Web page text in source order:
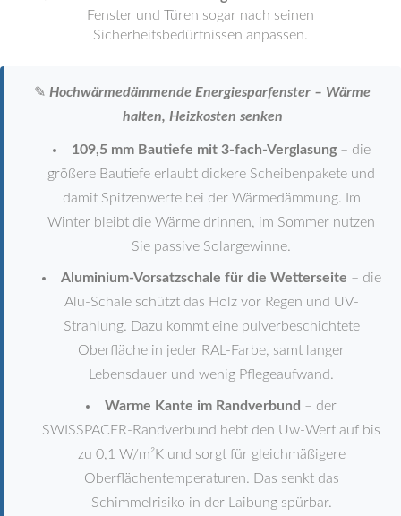
Fenster und Türen sogar nach seinen
Sicherheitsbedürfnissen anpassen.
✎ Hochwärmedämmende Energiesparfenster – Wärme
halten, Heizkosten senken
109,5 mm Bautiefe mit 3-fach-Verglasung– die
größere Bautiefe erlaubt dickere Scheibenpakete und
damit Spitzenwerte bei der Wärmedämmung. Im
Winter bleibt die Wärme drinnen, im Sommer nutzen
Sie passive Solargewinne.
Aluminium-Vorsatzschale für die Wetterseite – die
Alu-Schale schützt das Holz vor Regen und UV-
Strahlung. Dazu kommt eine pulverbeschichtete
Oberfläche in jeder RAL-Farbe, samt langer
Lebensdauer und wenig Pflegeaufwand.
Warme Kante im Randverbund – der
SWISSPACER-Randverbund hebt den Uw-Wert auf bis
zu 0,1 W/m²K und sorgt für gleichmäßigere
Oberflächentemperaturen. Das senkt das
Schimmelrisiko in der Laibung spürbar.